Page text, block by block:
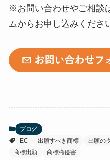
※お問い合わせやご相談
ムからお申し込みくださ
ブログ
EC
出願すべき商標 出願の
商標出願
商標権侵害